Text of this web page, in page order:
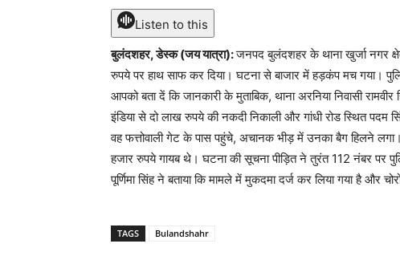
Listen to this
बुलंदशहर, डेस्क (जय यात्रा):जनपद बुलंदशहर के थाना खुर्जा नगर
रुपये पर हाथ साफ कर दिया। घटना से बाजार में हड़कंप मच गया।
आपको बता दें कि जानकारी के मुताबिक, थाना अरनिया निवासी
इंडिया से दो लाख रुपये की नकदी निकाली और गांधी रोड स्थित पदम
वह फत्तोवाली गेट के पास पहुंचे, अचानक भीड़ में उनका बैग हिलने
हजार रुपये गायब थे। घटना की सूचना पीड़ित ने तुरंत 112 नंबर पर
पूर्णिमा सिंह ने बताया कि मामले में मुकदमा दर्ज कर लिया गया है और
TAGS Bulandshahr